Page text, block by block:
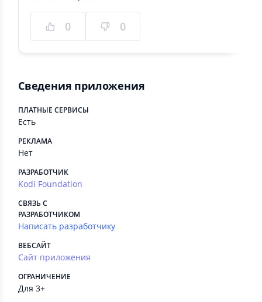
0 0
Сведения приложения
ПЛАТНЫЕ СЕРВИСЫ
Есть
РЕКЛАМА
Нет
РАЗРАБОТЧИК
Kodi Foundation
СВЯЗЬ С
РАЗРАБОТЧИКОМ
Написать разработчику
ВЕБСАЙТ
Сайт приложения
ОГРАНИЧЕНИЕ
Для 3+